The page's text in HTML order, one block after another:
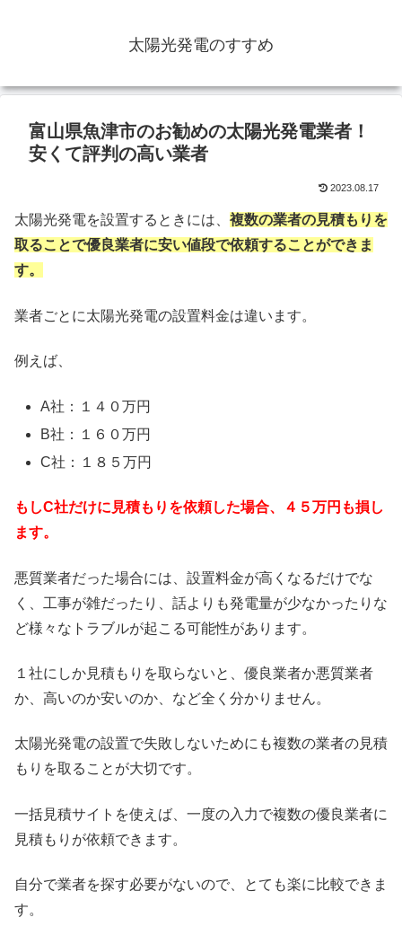
太陽光発電のすすめ
富山県魚津市のお勧めの太陽光発電業者！
安くて評判の高い業者
2023.08.17
太陽光発電を設置するときには、 複数の業者の見積もりを
取ることで優良業者に安い値段で依頼することができま
す。
業者ごとに太陽光発電の設置料金は違います。
例えば、
A社：１４０万円
B社：１６０万円
C社：１８５万円
もしC社だけに見積もりを依頼した場合、４５万円も損し
ます。
悪質業者だった場合には、設置料金が高くなるだけでな
く、工事が雑だったり、話よりも発電量が少なかったりな
ど様々なトラブルが起こる可能性があります。
１社にしか見積もりを取らないと、優良業者か悪質業者
か、高いのか安いのか、など全く分かりません。
太陽光発電の設置で失敗しないためにも複数の業者の見積
もりを取ることが大切です。
一括見積サイトを使えば、一度の入力で複数の優良業者に
見積もりが依頼できます。
自分で業者を探す必要がないので、とても楽に比較できま
す。